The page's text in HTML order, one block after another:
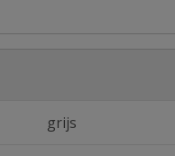
grijs